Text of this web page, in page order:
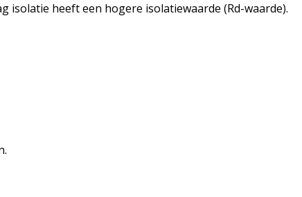
isolatie heeft een hogere isolatiewaarde (Rd-waarde).